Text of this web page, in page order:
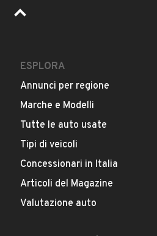
ESPLORA
Annunci per regione
Marche e Modelli
Tutte le auto usate
Tipi di veicoli
Concessionari in Italia
Articoli del Magazine
Valutazione auto